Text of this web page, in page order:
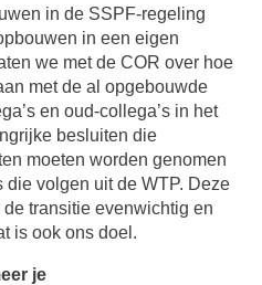
in de SSPF-regeling
in een eigen
we met de COR over hoe
met de al opgebouwde
en oud-collega’s in het
besluiten die
moeten worden genomen
volgen uit de WTP. Deze
transitie evenwichtig en
is ook ons doel.
je